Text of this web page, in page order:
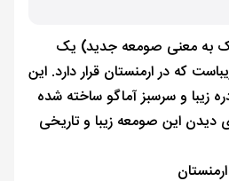
به معنی صومعه جدید) یک
که در ارمنستان قرار دارد. این
سال ۱۲۰۵ و در دره زیبا و سرسبز آماگو ساخته شده
دیدن این صومعه زیبا و تاریخی